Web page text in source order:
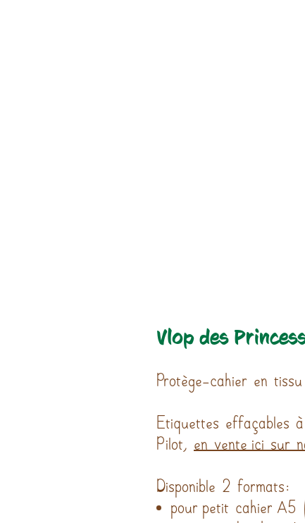
Vlop des
Protège-cahier en
Etiquettes effaçables
Pilot, en vente ici sur
Disponible 2 formats:
pour petit cahier